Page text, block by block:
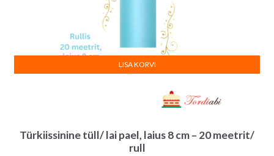
Türkiissinine tüll/ lai pael, laius 8 cm – 20 meetrit/
rull
LISA KORVI